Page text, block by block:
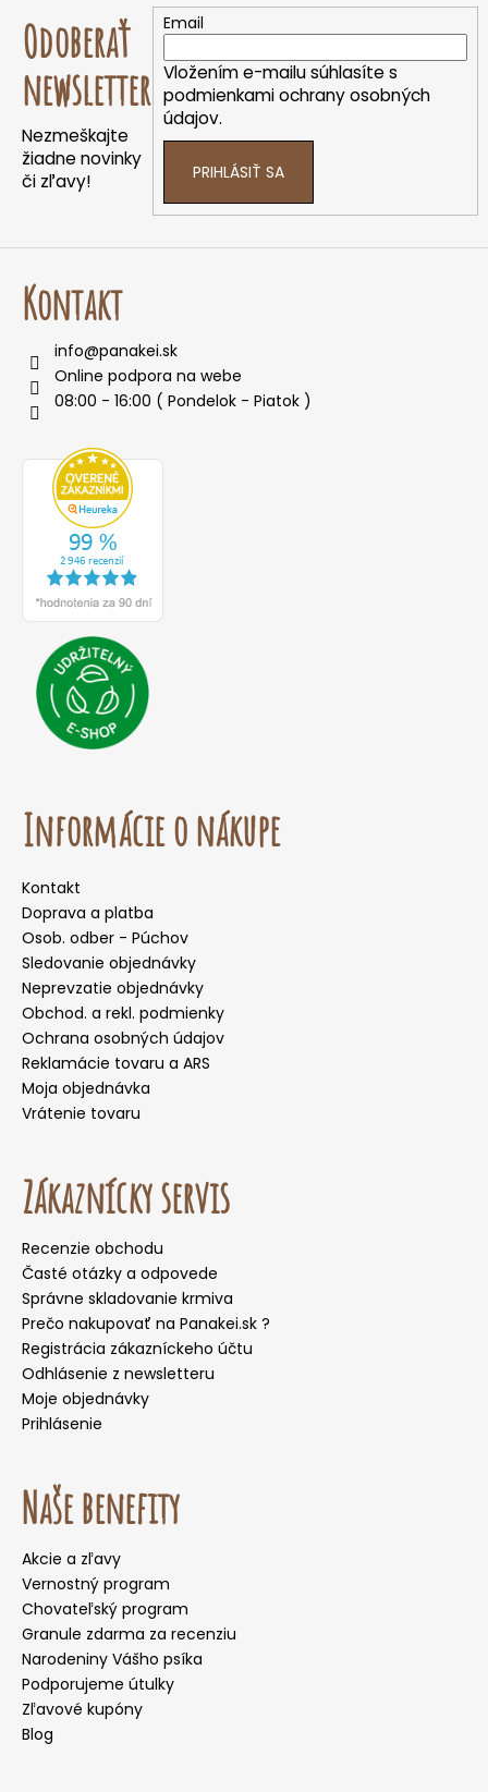
Odoberať
newsletter
Nezmeškajte
žiadne novinky
či zľavy!
Email
Vložením e-mailu súhlasíte s
podmienkami ochrany osobných
údajov.
PRIHLÁSIŤ SA
Kontakt
info@panakei.sk
Online podpora na webe
08:00 - 16:00 ( Pondelok - Piatok )
Informácie o nákupe
Kontakt
Doprava a platba
Osob. odber - Púchov
Sledovanie objednávky
Neprevzatie objednávky
Obchod. a rekl. podmienky
Ochrana osobných údajov
Reklamácie tovaru a ARS
Moja objednávka
Vrátenie tovaru
Zákaznícky servis
Recenzie obchodu
Časté otázky a odpovede
Správne skladovanie krmiva
Prečo nakupovať na Panakei.sk ?
Registrácia zákazníckeho účtu
Odhlásenie z newsletteru
Moje objednávky
Prihlásenie
Naše benefity
Akcie a zľavy
Vernostný program
Chovateľský program
Granule zdarma za recenziu
Narodeniny Vášho psíka
Podporujeme útulky
Zľavové kupóny
Blog